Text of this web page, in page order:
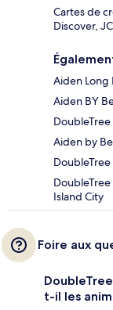
Cartes de
Discover,
Aiden Long
Aiden BY
Aiden by
Island City
Foire aux
t-il les